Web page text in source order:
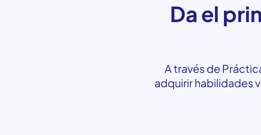
Da el
A través de
adquirir habilidades